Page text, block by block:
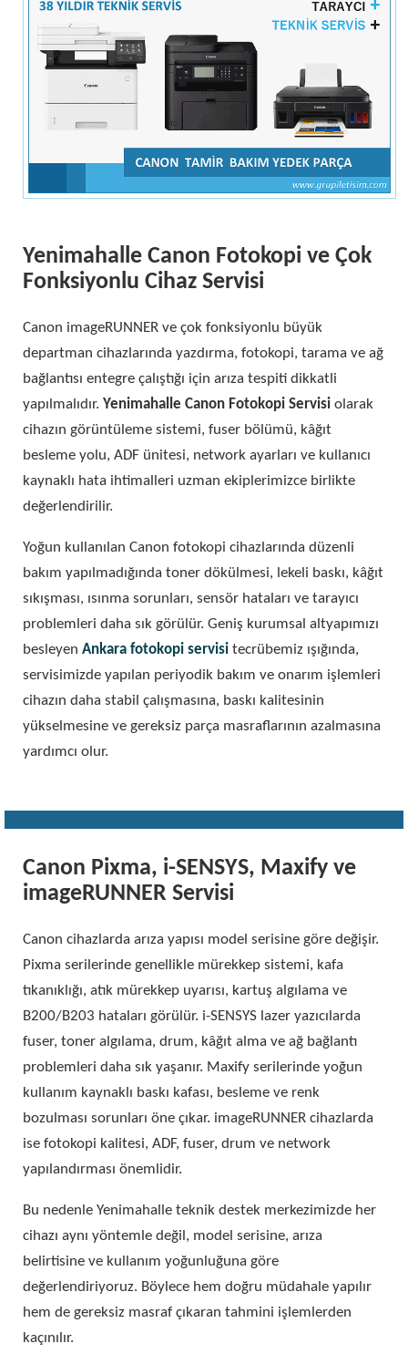
Yenimahalle Canon Fotokopi ve Çok
Fonksiyonlu Cihaz Servisi
Canon imageRUNNER ve çok fonksiyonlu büyük
departman cihazlarında yazdırma, fotokopi, tarama ve ağ
bağlantısı entegre çalıştığı için arıza tespiti dikkatli
yapılmalıdır. Yenimahalle Canon Fotokopi Servisi olarak
cihazın görüntüleme sistemi, fuser bölümü, kâğıt
besleme yolu, ADF ünitesi, network ayarları ve kullanıcı
kaynaklı hata ihtimalleri uzman ekiplerimizce birlikte
değerlendirilir.
Yoğun kullanılan Canon fotokopi cihazlarında düzenli
bakım yapılmadığında toner dökülmesi, lekeli baskı, kâğıt
sıkışması, ısınma sorunları, sensör hataları ve tarayıcı
problemleri daha sık görülür. Geniş kurumsal altyapımızı
besleyen Ankara fotokopi servisi tecrübemiz ışığında,
servisimizde yapılan periyodik bakım ve onarım işlemleri
cihazın daha stabil çalışmasına, baskı kalitesinin
yükselmesine ve gereksiz parça masraflarının azalmasına
yardımcı olur.
Canon Pixma, i-SENSYS, Maxify ve
imageRUNNER Servisi
Canon cihazlarda arıza yapısı model serisine göre değişir.
Pixma serilerinde genellikle mürekkep sistemi, kafa
tıkanıklığı, atık mürekkep uyarısı, kartuş algılama ve
B200/B203 hataları görülür. i-SENSYS lazer yazıcılarda
fuser, toner algılama, drum, kâğıt alma ve ağ bağlantı
problemleri daha sık yaşanır. Maxify serilerinde yoğun
kullanım kaynaklı baskı kafası, besleme ve renk
bozulması sorunları öne çıkar. imageRUNNER cihazlarda
ise fotokopi kalitesi, ADF, fuser, drum ve network
yapılandırması önemlidir.
Bu nedenle Yenimahalle teknik destek merkezimizde her
cihazı aynı yöntemle değil, model serisine, arıza
belirtisine ve kullanım yoğunluğuna göre
değerlendiriyoruz. Böylece hem doğru müdahale yapılır
hem de gereksiz masraf çıkaran tahmini işlemlerden
kaçınılır.